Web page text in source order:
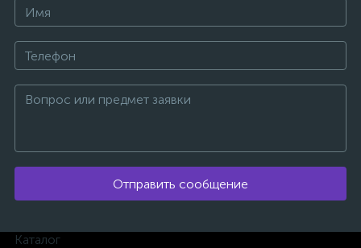
Отправить сообщение
Каталог